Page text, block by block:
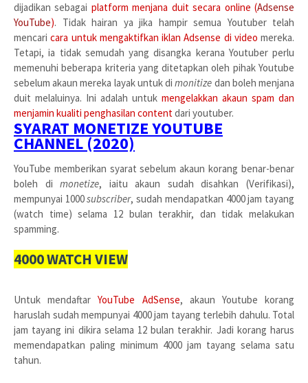
dijadikan sebagai platform menjana duit secara online (Adsense
YouTube). Tidak hairan ya jika hampir semua Youtuber telah
mencaricara untuk mengaktifkan iklan Adsense di video mereka.
Tetapi, ia tidak semudah yang disangka kerana Youtuber perlu
memenuhi beberapa kriteria yang ditetapkan oleh pihak Youtube
sebelum akaun mereka layak untuk dimonitize dan boleh menjana
duit melaluinya. Ini adalah untuk mengelakkan akaun spam dan
menjamin kualiti penghasilan contentdari youtuber.
SYARAT MONETIZE YOUTUBE
CHANNEL (2020)
YouTube memberikan syarat sebelum akaun korang benar-benar
boleh dimonetize, iaitu akaun sudah disahkan (Verifikasi),
mempunyai 1000subscriber, sudah mendapatkan 4000 jam tayang
(watch time) selama 12 bulan terakhir, dan tidak melakukan
spamming.
4000 WATCH VIEW
Untuk mendaftarYouTube AdSense, akaun Youtube korang
haruslah sudah mempunyai 4000 jam tayang terlebih dahulu. Total
jam tayang ini dikira selama 12 bulan terakhir. Jadi korang harus
memendapatkan paling minimum 4000 jam tayang selama satu
tahun.